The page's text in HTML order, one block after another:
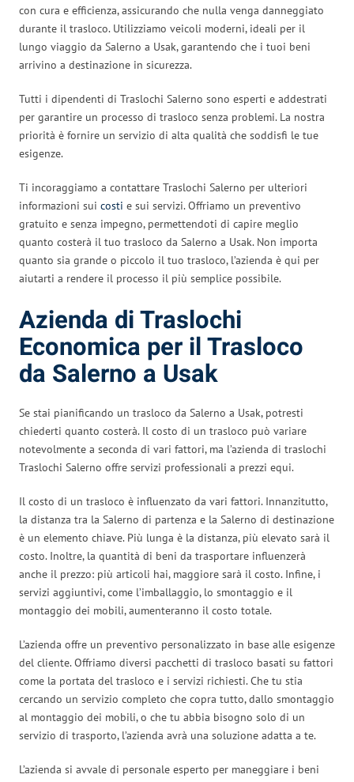
con cura e efficienza, assicurando che nulla venga danneggiato
durante il trasloco. Utilizziamo veicoli moderni, ideali per il
lungo viaggio da Salerno a Usak, garantendo che i tuoi beni
arrivino a destinazione in sicurezza.
Tutti i dipendenti di Traslochi Salerno sono esperti e addestrati
per garantire un processo di trasloco senza problemi. La nostra
priorità è fornire un servizio di alta qualità che soddisfi le tue
esigenze.
Ti incoraggiamo a contattare Traslochi Salerno per ulteriori
informazioni sui costi e sui servizi. Offriamo un preventivo
gratuito e senza impegno, permettendoti di capire meglio
quanto costerà il tuo trasloco da Salerno a Usak. Non importa
quanto sia grande o piccolo il tuo trasloco, l’azienda è qui per
aiutarti a rendere il processo il più semplice possibile.
Azienda di Traslochi
Economica per il Trasloco
da Salerno a Usak
Se stai pianificando un trasloco da Salerno a Usak, potresti
chiederti quanto costerà. Il costo di un trasloco può variare
notevolmente a seconda di vari fattori, ma l’azienda di traslochi
Traslochi Salerno offre servizi professionali a prezzi equi.
Il costo di un trasloco è influenzato da vari fattori. Innanzitutto,
la distanza tra la Salerno di partenza e la Salerno di destinazione
è un elemento chiave. Più lunga è la distanza, più elevato sarà il
costo. Inoltre, la quantità di beni da trasportare influenzerà
anche il prezzo: più articoli hai, maggiore sarà il costo. Infine, i
servizi aggiuntivi, come l’imballaggio, lo smontaggio e il
montaggio dei mobili, aumenteranno il costo totale.
L’azienda offre un preventivo personalizzato in base alle esigenze
del cliente. Offriamo diversi pacchetti di trasloco basati su fattori
come la portata del trasloco e i servizi richiesti. Che tu stia
cercando un servizio completo che copra tutto, dallo smontaggio
al montaggio dei mobili, o che tu abbia bisogno solo di un
servizio di trasporto, l’azienda avrà una soluzione adatta a te.
L’azienda si avvale di personale esperto per maneggiare i beni